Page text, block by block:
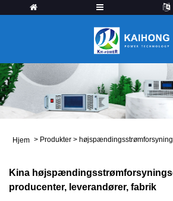
Hjem > Produkter >
Kina
producenter, leverandører, fabrik